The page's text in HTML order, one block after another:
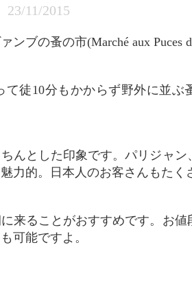
23/11/2015
ンブの蚤の市(Marché aux Puces
力的。日本人のお客さんもたく
可能ですよ。